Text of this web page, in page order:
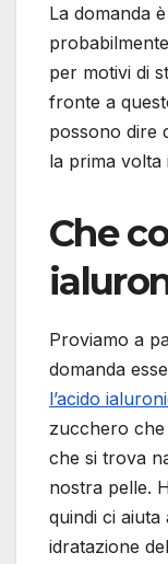
La domanda
per motivi di
fronte a
possono dire
la prima volta
Che
Proviamo a
domanda
l’acido
zucchero che
che si trova
nostra pelle.
quindi ci
idratazione